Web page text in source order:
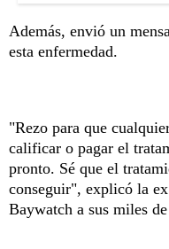
Además, envió un
esta enfermedad.
"Rezo para que
calificar o pagar el
pronto. Sé que el
conseguir", explicó la
Baywatch a sus miles